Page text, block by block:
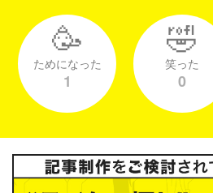
🥳
ためになった
1
🤣
笑った
0